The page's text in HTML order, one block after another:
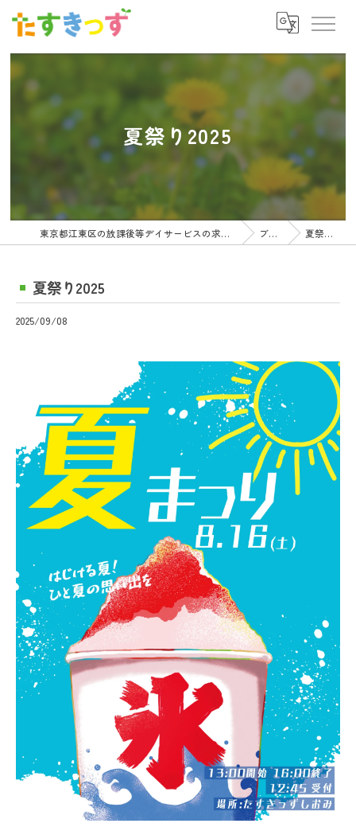
夏祭り2025
東京都江東区の放課後等デイサービスの求人ならたすきっず ブログ 夏祭り2025
夏祭り2025
2025/09/08